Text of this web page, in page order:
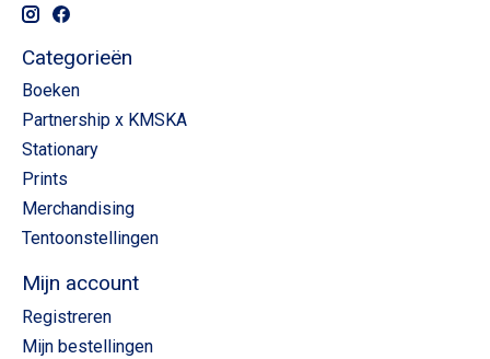
Categorieën
Boeken
Partnership x KMSKA
Stationary
Prints
Merchandising
Tentoonstellingen
Mijn account
Registreren
Mijn bestellingen